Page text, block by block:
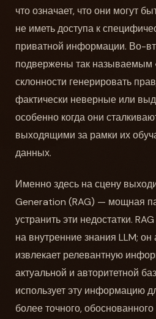
что означает, что они могут
не иметь доступа к
приватной информации. Во-
подвержены так называемым
склонности генерировать
фактически неверные или
особенно когда они
выходящими за рамки их
данных.
Именно здесь на сцену
Generation (RAG) — мощная
устранить эти недостатки.
на внутренние знания LLM; он
извлекает релевантную
актуальной и авторитетной
использует эту информацию
более точного, обоснованного